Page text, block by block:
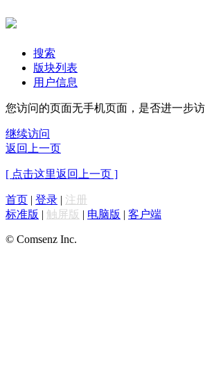
搜索
版块列表
用户信息
您访问的页面无手机页面，是否进一步
继续访问
返回上一页
[ 点击这里返回上一页 ]
首页 | 登录 | 注册
标准版 | 触屏版 | 电脑版 | 客户端
© Comsenz Inc.